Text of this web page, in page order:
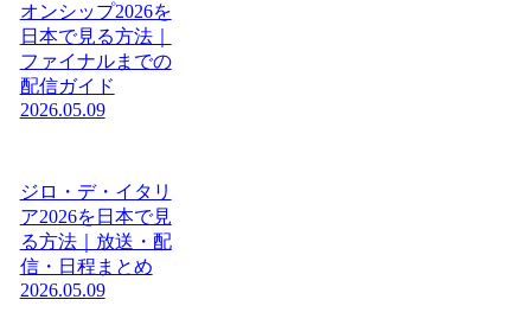
オンシップ2026を
日本で見る方法｜
ファイナルまでの
配信ガイド
2026.05.09
ジロ・デ・イタリ
ア2026を日本で見
る方法｜放送・配
信・日程まとめ
2026.05.09